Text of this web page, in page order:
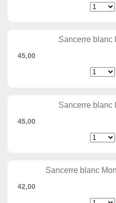
Sancerre blanc
45,00
Sancerre blanc
45,00
Sancerre blanc
42,00